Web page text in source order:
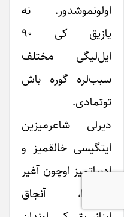
اولونموشدور. نه
یازیق کی ۹۰
ایل‌لیگی مختلف
سبب‌لره گوره باش
توتمادی.
دیرلی شاعرمیزین
ایتگیسی خالقمیز و
ادبیاتمیز اوچون آغیر
اولسادا، آنجاق